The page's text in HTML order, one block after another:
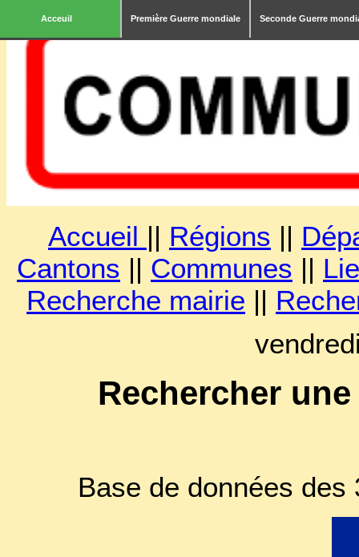
Acceuil Première Guerre mondiale Seconde Guerre
Accueil || Régions ||
Cantons || Communes ||
Recherche mairie ||
Rechercher
Base de données